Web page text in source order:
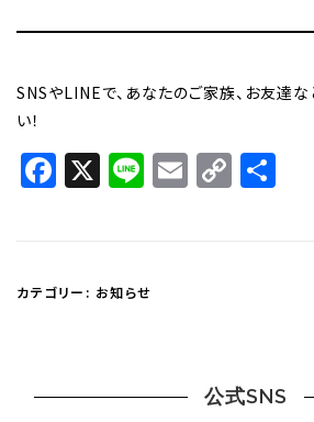
SNSやLINEで、あなたのご家族、お友達
い！
Facebook
X LineEmail
Copy
Link
カテゴリー: お知らせ
公式SNS